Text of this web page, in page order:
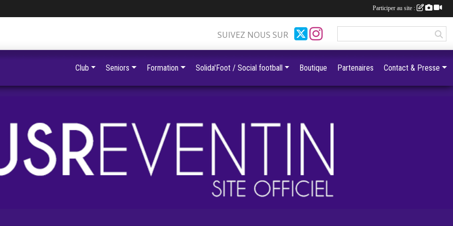
SUIVEZ NOUS SUR
Club Seniors Formation Solida'Foot / Social football Boutique Partenaires Contact & Presse
Participer au site :